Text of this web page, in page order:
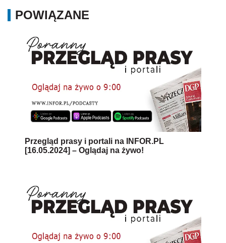
POWIĄZANE
Przegląd prasy i portali na INFOR.PL
[16.05.2024] – Oglądaj na żywo!